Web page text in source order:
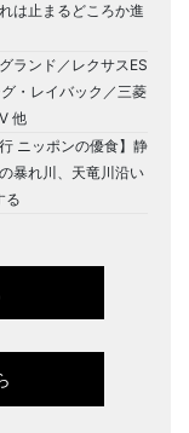
は止まるどころか進
ランド／レクサスES
・レイバック／三菱
他
ニッポンの優食】静
暴れ川、天竜川沿い
る